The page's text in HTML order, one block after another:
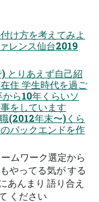
け方を考えてみよ
レンス仙台2019
とりあえず自己紹
住 学生時代を過ご
ら10年くらいソ
をしています
(2012年末〜)くら
バックエンドを作
ムワーク選定から
やってる気が する
あんまり 語り合え
ください